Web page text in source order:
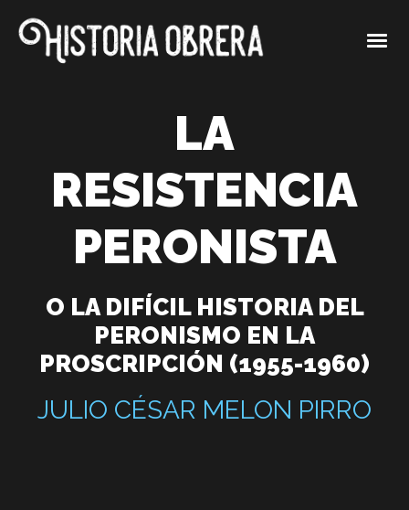
LA
RESISTENCIA
PERONISTA
O LA DIFÍCIL HISTORIA DEL
PERONISMO EN LA
PROSCRIPCIÓN (1955-1960)
JULIO CÉSAR MELON PIRRO